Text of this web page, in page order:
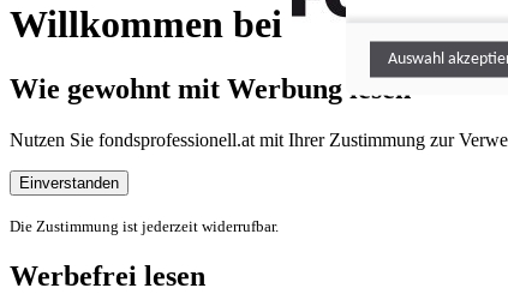
Willkommen bei
Wie gewohnt mit Werbung lesen
Nutzen Sie fondsprofessionell.at mit Ihrer Zustimmung zur
Einverstanden
Die Zustimmung ist jederzeit widerrufbar.
Werbefrei lesen
Auswahl